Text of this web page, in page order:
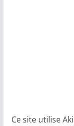
Ce site utilise